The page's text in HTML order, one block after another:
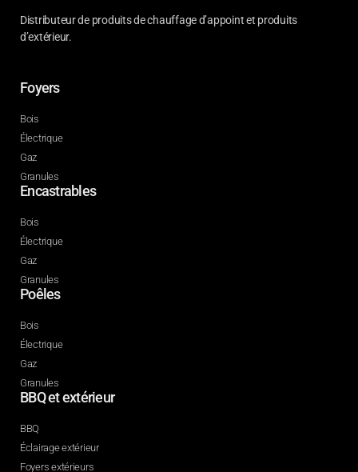
Distributeur de produits de chauffage d’appoint et produits
d’extérieur.
Foyers
Bois
Électrique
Gaz
Granules
Encastrables
Bois
Électrique
Gaz
Granules
Poêles
Bois
Électrique
Gaz
Granules
BBQ et extérieur
BBQ
Éclairage extérieur
Foyers extérieurs